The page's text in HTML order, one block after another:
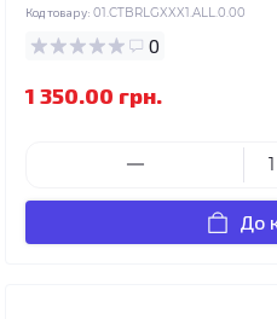
Код товару: 01.CTBRLGXXX1.ALL.0.00
0
1 350.00 грн.
До